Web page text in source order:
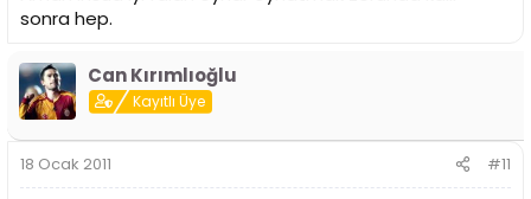
sonra hep.
Can Kırımlıoğlu
Kayıtlı Üye
18 Ocak 2011 #11